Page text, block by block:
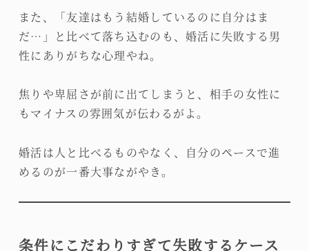
また、「友達はもう結婚しているのに自分はま
だ…」と比べて落ち込むのも、婚活に失敗する男
性にありがちな心理やね。
焦りや卑屈さが前に出てしまうと、相手の女性に
もマイナスの雰囲気が伝わるがよ。
婚活は人と比べるものやなく、自分のペースで進
めるのが一番大事ながやき。
条件にこだわりすぎて失敗するケース